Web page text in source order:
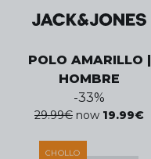
POLO AMARILLO |
HOMBRE
-33%
29.99€ now 19.99€
CHOLLO